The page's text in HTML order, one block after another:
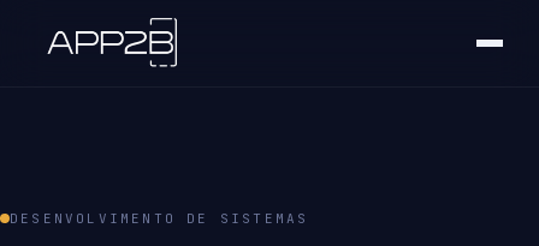
DESENVOLVIMENTO DE SISTEMAS